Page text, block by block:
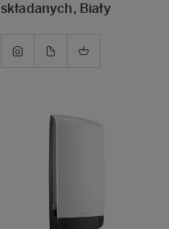
składanych, Biały